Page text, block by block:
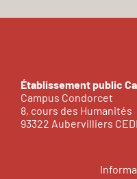
Établissement public
Campus Condorcet
8, cours des Humanités
93322 Aubervilliers